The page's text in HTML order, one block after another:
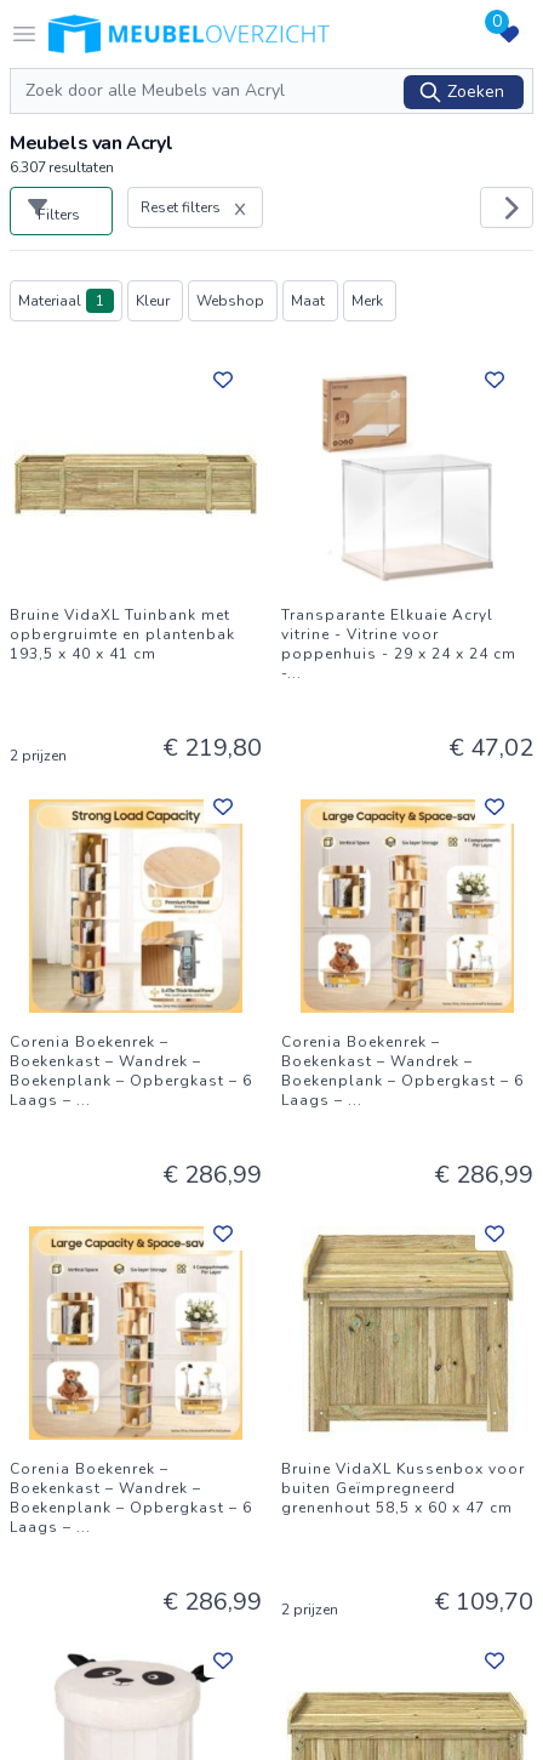
Open menu
Logo Meubeloverzicht.nl 0
Zoeken
Zoeken
Meubels van Acryl
6.307resultaten
Filters Reset filters
Producten
Materiaal 1 Kleur Webshop Maat Merk
Bruine VidaXL Tuinbank met
opbergruimte en plantenbak
193,5 x 40 x 41 cm
2 prijzen € 219,80
Transparante Elkuaie Acryl
vitrine - Vitrine voor
poppenhuis - 29 x 24 x 24 cm
-...
€ 47,02
Corenia Boekenrek –
Boekenkast – Wandrek –
Boekenplank – Opbergkast – 6
Laags – ...
€ 286,99
Corenia Boekenrek –
Boekenkast – Wandrek –
Boekenplank – Opbergkast – 6
Laags – ...
€ 286,99
Corenia Boekenrek –
Boekenkast – Wandrek –
Boekenplank – Opbergkast – 6
Laags – ...
€ 286,99
Bruine VidaXL Kussenbox voor
buiten Geïmpregneerd
grenenhout 58,5 x 60 x 47 cm
2 prijzen € 109,70